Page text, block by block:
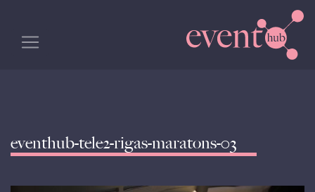
eventhub-tele2-rigas-maratons-03